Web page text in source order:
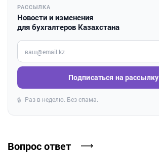
РАССЫЛКА
Новости и изменения
для бухгалтеров Казахстана
Введите ваш e-mail
Подписаться на рассылку
🔒 Раз в неделю. Без спама.
Вопрос ответ